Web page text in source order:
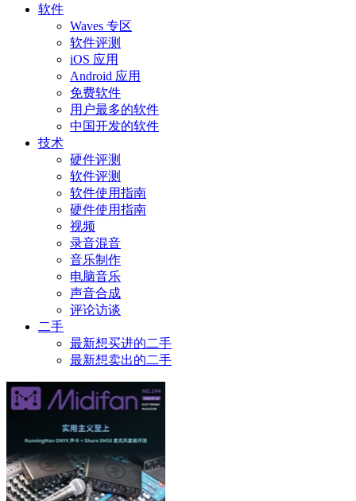
软件
Waves 专区
软件评测
iOS 应用
Android 应用
免费软件
用户最多的软件
中国开发的软件
技术
硬件评测
软件评测
软件使用指南
硬件使用指南
视频
录音混音
音乐制作
电脑音乐
声音合成
评论访谈
二手
最新想买进的二手
最新想卖出的二手